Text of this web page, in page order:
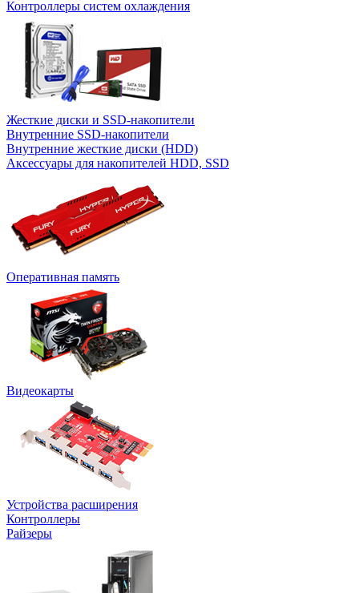
Контроллеры систем охлаждения
Жесткие диски и SSD-накопители
Внутренние SSD-накопители
Внутренние жесткие диски (HDD)
Аксессуары для накопителей HDD, SSD
Оперативная память
Видеокарты
Устройства расширения
Контроллеры
Райзеры